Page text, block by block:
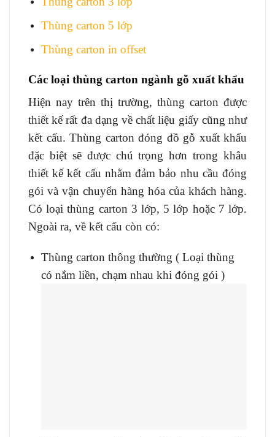
Thùng carton 5 lớp
Thùng carton in offset
Các loại thùng carton ngành gỗ xuất khẩu
Hiện nay trên thị trường, thùng carton được
thiết kế rất đa dạng về chất liệu giấy cũng như
kết cấu. Thùng carton đóng đồ gỗ xuất khẩu
đặc biệt sẽ được chú trọng hơn trong khâu
thiết kế kết cấu nhằm đảm bảo nhu cầu đóng
gói và vận chuyển hàng hóa của khách hàng.
Có loại thùng carton 3 lớp, 5 lớp hoặc 7 lớp.
Ngoài ra, về kết cấu còn có:
Thùng carton thông thường ( Loại thùng
có nắm liền, chạm nhau khi đóng gói )